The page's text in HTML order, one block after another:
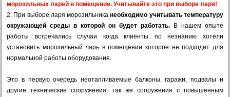
морозильных ларей в помещение. Учитывайте это при выборе ларя!
2. При выборе ларя морозильника необходимо учитывать температуру
окружающей среды в которой он будет работать.В нашем опыте
работы встречались случаи когда клиенты по незнанию хотели
установить морозильный ларь в помещении которое не подходит для
нормальной работы оборудования.
Это в первую очередь неотапливаемые балконы, гаражи, подвалы и
другие технические сооружения, так же сооружения с повышенным